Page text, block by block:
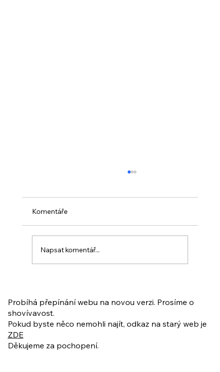
ukázkové lekce
Komentáře
Napsat komentář...
Probíhá přepínání webu na novou verzi. Prosíme o
shovívavost.
Pokud byste něco nemohli najít, odkaz na starý web je
ZDE
Děkujeme za pochopení.